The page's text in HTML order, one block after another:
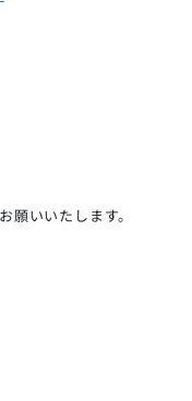
願いいたします。